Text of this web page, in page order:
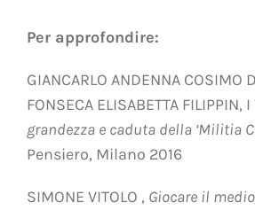
Per approfondire:
GIANCARLO ANDENNA COSIMO
FONSECA ELISABETTA FILIPPIN, I
grandezza e caduta della ‘Militia
Pensiero, Milano 2016
SIMONE VITOLO , Giocare il